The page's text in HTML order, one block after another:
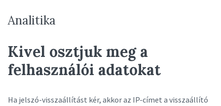
Analitika
Kivel osztjuk meg a
felhasználói adatokat
Ha jelszó-visszaállítást kér, akkor az IP-címet a visszaállító